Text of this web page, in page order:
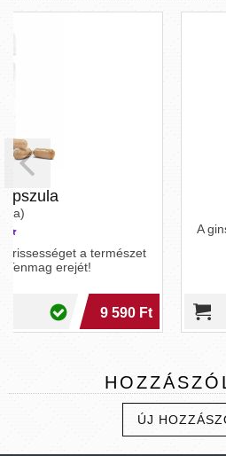
Aktív
A ginseng kapszula
teljesítményt és
ÚJ